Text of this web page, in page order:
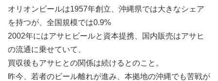
オリオンビールは1957年創立、沖縄県では大きなシェア
を持つが、全国規模では0.9%
2002年にはアサヒビールと資本提携、国内販売はアサヒ
の流通に乗せていて、
買収後もアサヒとの関係は続けるとのこと。
昨今、若者のビール離れが進み、本拠地の沖縄でも苦戦が